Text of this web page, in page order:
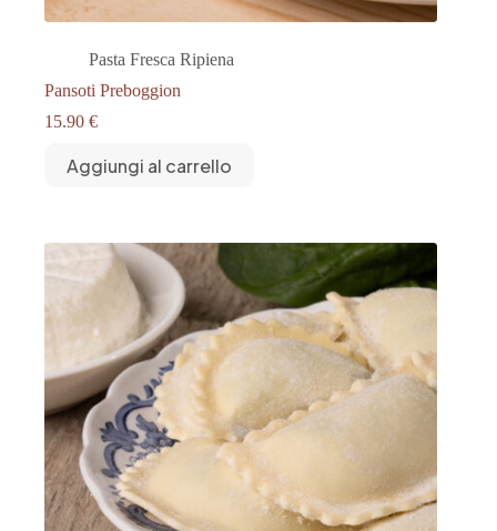
Pasta Fresca Ripiena
Pansoti Preboggion
15.90 €
Aggiungi al carrello